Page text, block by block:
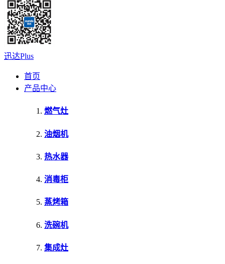
迅达Plus
首页
产品中心
燃气灶
油烟机
热水器
消毒柜
蒸烤箱
洗碗机
集成灶